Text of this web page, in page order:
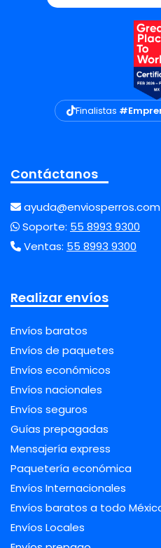
Finalistas
Contáctanos
ayuda@enviosperros.com
Soporte: 55 8993 9300
Ventas: 55 8993 9300
Realizar envíos
Envíos baratos
Envíos de paquetes
Envíos económicos
Envíos nacionales
Envíos seguros
Guías prepagadas
Mensajería express
Paquetería económica
Envíos Internacionales
Envíos baratos a todo
Envíos Locales